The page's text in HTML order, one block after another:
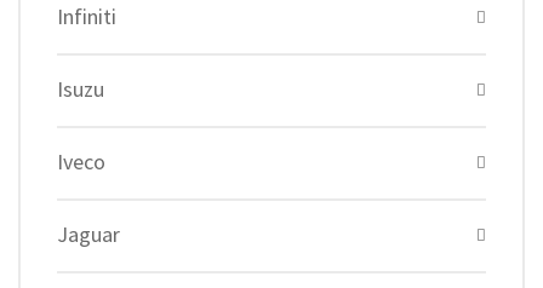
Infiniti
Isuzu
Iveco
Jaguar